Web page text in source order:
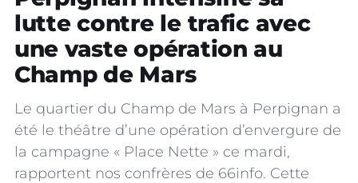
lutte contre le trafic avec
une vaste opération au
Champ de Mars
Le quartier du Champ de Mars à Perpignan a
été le théâtre d’une opération d’envergure de
la campagne « Place Nette » ce mardi,
rapportent nos confrères de 66info. Cette